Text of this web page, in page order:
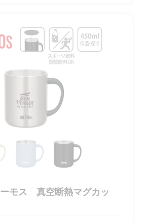
モス 真空断熱マグカッ